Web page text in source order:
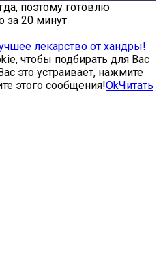
поэтому готовлю
за 20 минут
лекарство от хандры!
чтобы подбирать для Вас
это устраивает, нажмите
этого сообщения!OkЧитать